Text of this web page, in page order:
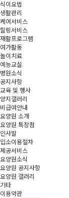
식이요법
생활관리
케어서비스
힐링서비스
재활프로그램
여가활동
놀이치료
예능교실
병원소식
공지사항
교육 및 행사
양지갤러리
비급여안내
요양원 소개
요양원 특장점
인사말
입소이용절차
제공서비스
요양원소식
요양원 공지사항
요양원 갤러리
기타
이용약관